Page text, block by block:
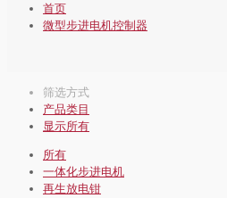
首页
微型步进电机控制器
筛选方式
产品类目
显示所有
所有
一体化步进电机
再生放电钳